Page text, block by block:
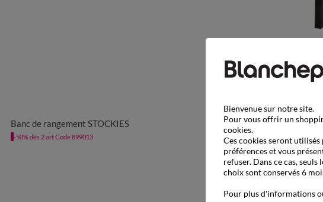
Banc de rangement STOCKIES
-50% dès 2 art Code 899013
Bienvenue sur notre site.
Pour vous offrir un
cookies.
Ces cookies seront
préférences et vous
refuser. Dans ce cas,
choix sont conservés 6
Pour plus d'informations